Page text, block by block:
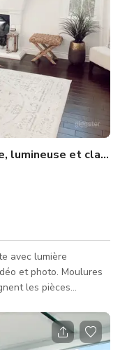
lumineuse et claire
avec lumière
et photo. Moulures
les pièces
000 pieds carrés
accueille pour un